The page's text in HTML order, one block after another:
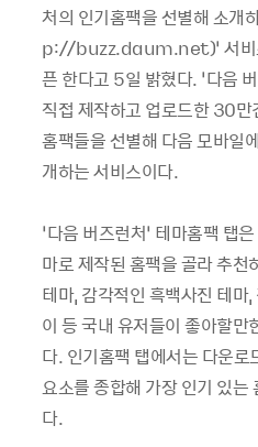
처의 인기홈팩을 선별해 소개
p://buzz.daum.net)’ 서비
픈 한다고 5일 밝혔다. ‘다음
직접 제작하고 업로드한 30만
홈팩들을 선별해 다음 모바일
개하는 서비스이다.
‘다음 버즈런처’ 테마홈팩 탭
마로 제작된 홈팩을 골라 추천
테마, 감각적인 흑백사진 테마
이 등 국내 유저들이 좋아할만
다. 인기홈팩 탭에서는 다운로
요소를 종합해 가장 인기 있
다.